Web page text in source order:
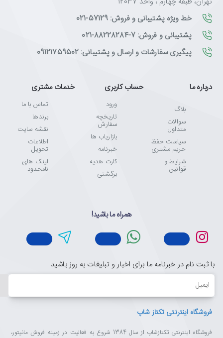
خط ویژه پشتیبانی و فروش: 57129-021
پشتیبانی و فروش: 7-88228284-021
پیگیری سفارشات و ارسال و پشتیبانی: 09121759502
درباره ما
بلاگ
سوالات
متداول
سیاست حفظ
حریم مشتری
شرایط و
قوانین
حساب کاربری
ورود
تاریخچه
سفارش
بازاریاب ها
خبرنامه
کارت هدیه
برگشتی
خدمات مشتری
تماس با ما
برندها
نقشه سایت
اطلاعات
تحویل
لینک های
نامحدود
همراه ما باشید!
با ثبت نام در خبرنامه ما برای اخبار و تبلیغات به روز باشید
ایمیل
فروشگاه اینترنتی تکتاز شاپ
فروشگاه اینترنتی تکتازشاپ از سال 1384 شروع به فعالیت در زمینه فروش مانیتور،